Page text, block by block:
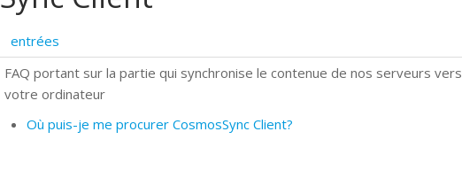
entrées
FAQ portant sur la partie qui synchronise le contenue de nos serveurs vers
votre ordinateur
Où puis-je me procurer CosmosSync Client?